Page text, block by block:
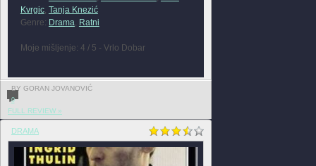
Kvrgic, Tanja Knezić
Genre: Drama, Ratni
Moje mišljenje: 4 / 5 - Vrlo Dobar
BY GORAN JOVANOVIĆ
0
FULL REVIEW »
DRAMA